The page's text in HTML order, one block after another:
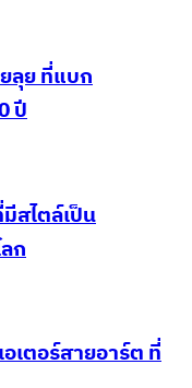
ลุย ที่แบก
ปี
สไตล์เป็น
ก
เตอร์สายอาร์ต ที่